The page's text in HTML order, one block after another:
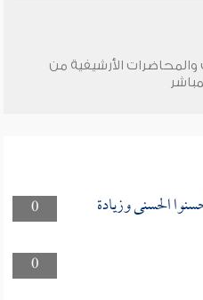
والمحاضرات الأرشيفية من
0 الحسنى وزيادة
0